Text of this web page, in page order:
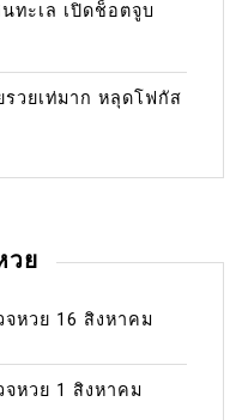
ทะเล เปิดช็อตจูบ
วยเท่มาก หลุดโฟกัส
วย
หวย 16 สิงหาคม
หวย 1 สิงหาคม